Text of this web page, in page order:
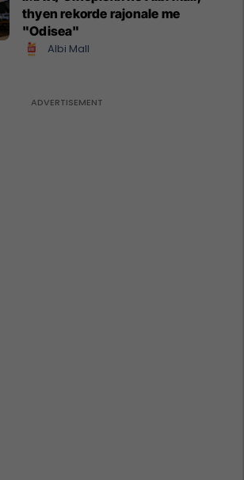
thyen rekorde rajonale me
"Odisea"
Albi Mall